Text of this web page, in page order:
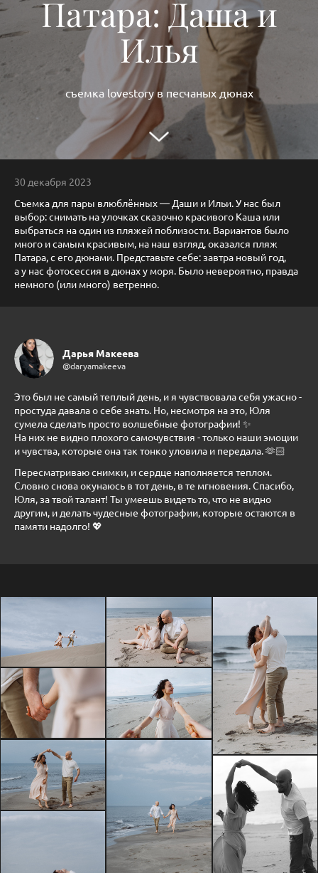
Патара: Даша и
Илья
съемка lovestory в песчаных дюнах
30 декабря 2023
Съемка для пары влюблённых — Даши и Ильи. У нас был
выбор: снимать на улочках сказочно красивого Каша или
выбраться на один из пляжей поблизости. Вариантов было
много и самым красивым, на наш взгляд, оказался пляж
Патара, с его дюнами. Представьте себе: завтра новый год,
а у нас фотосессия в дюнах у моря. Было невероятно, правда
немного (или много) ветренно.
Дарья Макеева
@daryamakeeva
Это был не самый теплый день, и я чувствовала себя ужасно -
простуда давала о себе знать. Но, несмотря на это, Юля
сумела сделать просто волшебные фотографии! ✨
На них не видно плохого самочувствия - только наши эмоции
и чувства, которые она так тонко уловила и передала. 🫶🏻
Пересматриваю снимки, и сердце наполняется теплом.
Словно снова окунаюсь в тот день, в те мгновения. Спасибо,
Юля, за твой талант! Ты умеешь видеть то, что не видно
другим, и делать чудесные фотографии, которые остаются в
памяти надолго! 💖